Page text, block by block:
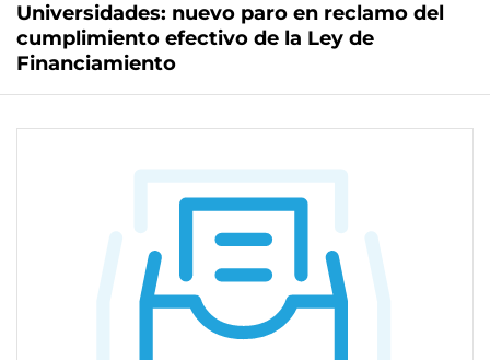
Universidades: nuevo paro en reclamo del
cumplimiento efectivo de la Ley de
Financiamiento